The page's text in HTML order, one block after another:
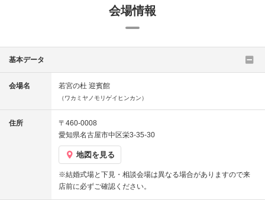
会場情報
基本データ
会場名 若宮の杜 迎賓館
（ワカミヤノモリゲイヒンカン）
住所
〒460-0008
愛知県名古屋市中区栄3-35-30
地図を見る
※結婚式場と下見・相談会場は異なる場合がありますので来
店前に必ずご確認ください。